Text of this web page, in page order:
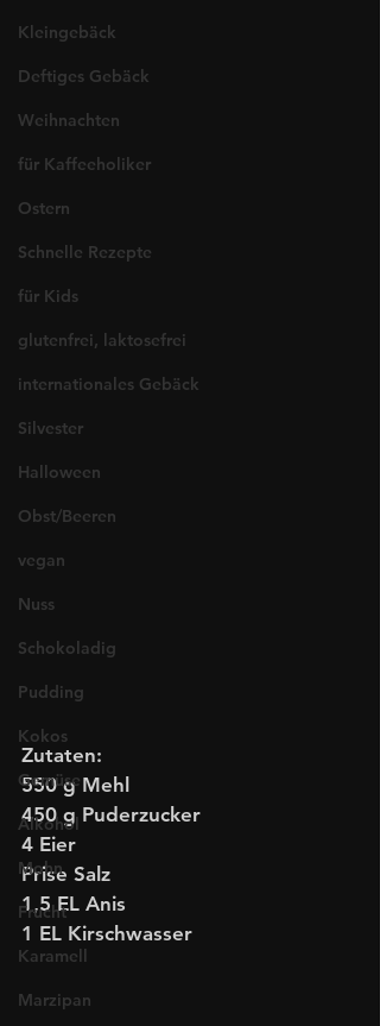
Kleingebäck
Deftiges Gebäck
Weihnachten
für Kaffeeholiker
Ostern
Schnelle Rezepte
für Kids
glutenfrei, laktosefrei
internationales Gebäck
Silvester
Halloween
Obst/Beeren
vegan
Nuss
Schokoladig
Pudding
Kokos
Gemüse
Alkohol
Mohn
Frucht
Karamell
Marzipan
Zutaten:
550 g Mehl
450 g Puderzucker
4 Eier
Prise Salz
1,5 EL Anis
1 EL Kirschwasser